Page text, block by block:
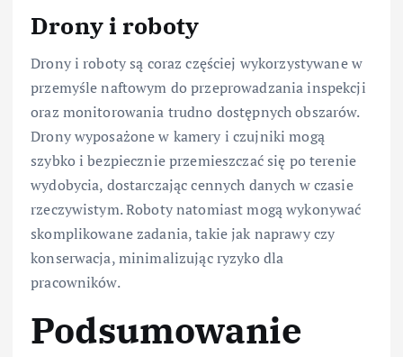
Drony i roboty
Drony i roboty są coraz częściej wykorzystywane w
przemyśle naftowym do przeprowadzania inspekcji
oraz monitorowania trudno dostępnych obszarów.
Drony wyposażone w kamery i czujniki mogą
szybko i bezpiecznie przemieszczać się po terenie
wydobycia, dostarczając cennych danych w czasie
rzeczywistym. Roboty natomiast mogą wykonywać
skomplikowane zadania, takie jak naprawy czy
konserwacja, minimalizując ryzyko dla
pracowników.
Podsumowanie